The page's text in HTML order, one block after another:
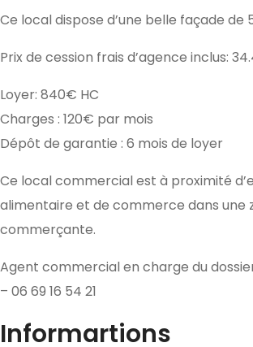
Ce local dispose d’une belle façade de
Prix de cession frais d’agence inclus:
Loyer: 840€ HC
Charges : 120€ par mois
Dépôt de garantie : 6 mois de loyer
Ce local commercial est à proximité
alimentaire et de commerce dans une
commerçante.
Agent commercial en charge du
– 06 69 16 54 21
Informartions